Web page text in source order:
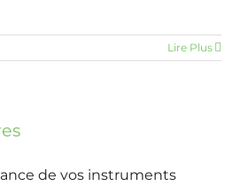
Lire Plus
de vos instruments